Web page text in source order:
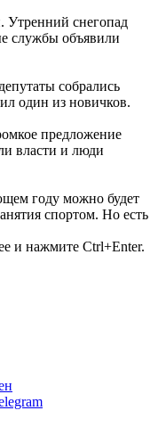
Утренний снегопад
службы объявили
собрались
один из новичков.
предложение
власти и люди
году можно будет
спортом. Но есть
и нажмите Ctrl+Enter.